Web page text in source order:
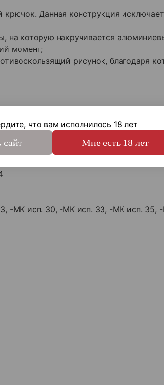
Данная конструкция
которую накручивается
момент;
рисунок, благодаря
АК-105; АК-12; АК-15; АКС-74У
1, исп. 40
исп. 04
-МК исп. 30, -МК исп. 33, -МК исп. 35, -
что вам исполнилось 18 лет
сайт Мне есть 18 лет